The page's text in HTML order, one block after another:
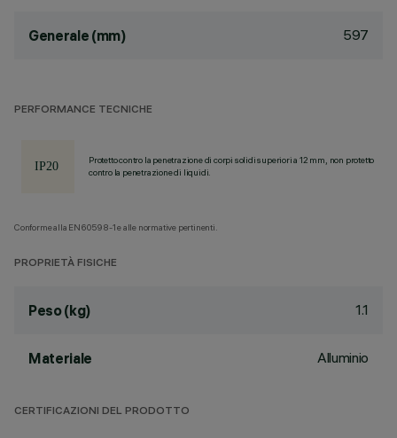
Generale (mm) 597
PERFORMANCE TECNICHE
Protetto contro la penetrazione di corpi solidi superiori a 12 mm, non protetto
contro la penetrazione di liquidi.
Conforme alla EN60598-1 e alle normative pertinenti.
PROPRIETÀ FISICHE
Peso (kg) 1.1
Materiale Alluminio
CERTIFICAZIONI DEL PRODOTTO